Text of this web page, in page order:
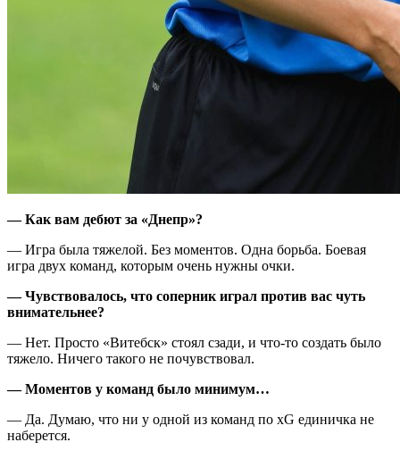
— Как вам дебют за «Днепр»?
— Игра была тяжелой. Без моментов. Одна борьба. Боевая
игра двух команд, которым очень нужны очки.
— Чувствовалось, что соперник играл против вас чуть
внимательнее?
— Нет. Просто «Витебск» стоял сзади, и что-то создать было
тяжело. Ничего такого не почувствовал.
— Моментов у команд было минимум…
— Да. Думаю, что ни у одной из команд по xG единичка не
наберется.